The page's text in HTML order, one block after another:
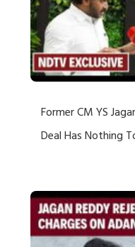
Former CM YS
Deal Has Nothing